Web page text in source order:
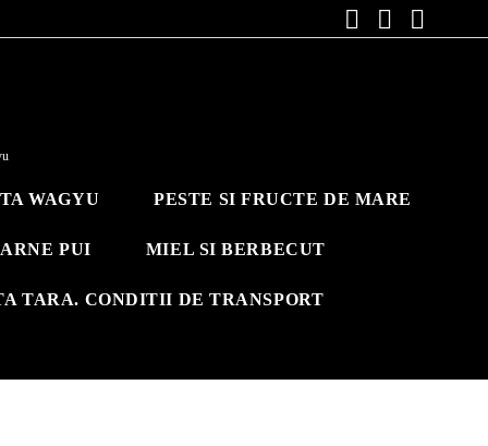
WAGYU PESTE SI FRUCTE DE MARE
PUI MIEL SI BERBECUT
TARA. CONDITII DE TRANSPORT